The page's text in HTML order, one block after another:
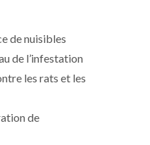
de nuisibles
de l’infestation
les rats et les
de